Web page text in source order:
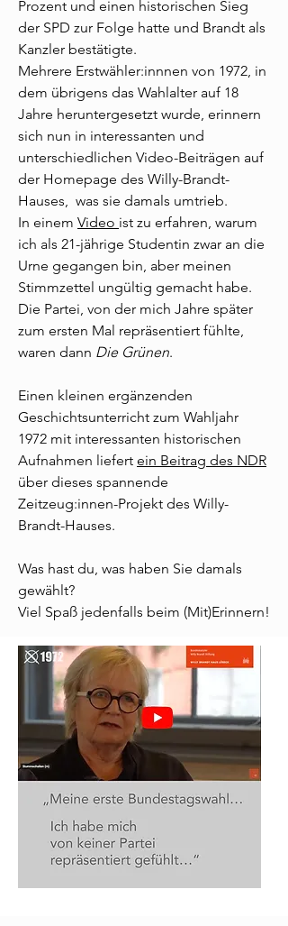
Prozent und einen historischen Sieg
der SPD zur Folge hatte und Brandt als
Kanzler bestätigte.
Mehrere Erstwähler:innnen von 1972, in
dem übrigens das Wahlalter auf 18
Jahre heruntergesetzt wurde, erinnern
sich nun in interessanten und
unterschiedlichen Video-Beiträgen auf
der Homepage des Willy-Brandt-
Hauses, was sie damals umtrieb.
In einem Video ist zu erfahren, warum
ich als 21-jährige Studentin zwar an die
Urne gegangen bin, aber meinen
Stimmzettel ungültig gemacht habe.
Die Partei, von der mich Jahre später
zum ersten Mal repräsentiert fühlte,
waren dann Die Grünen.
Einen kleinen ergänzenden
Geschichtsunterricht zum Wahljahr
1972 mit interessanten historischen
Aufnahmen liefert ein Beitrag des NDR
über dieses spannende
Zeitzeug:innen-Projekt des Willy-
Brandt-Hauses.
Was hast du, was haben Sie damals
gewählt?
Viel Spaß jedenfalls beim (Mit)Erinnern!